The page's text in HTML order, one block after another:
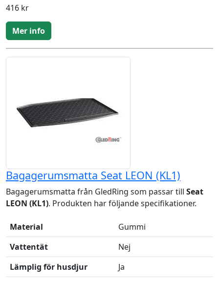
416 kr
Mer info
Bagagerumsmatta Seat LEON (KL1)
Bagagerumsmatta från GledRing som passar till Seat
LEON (KL1). Produkten har följande specifikationer.
Material
Gummi
Vattentät
Nej
Lämplig för husdjur
Ja